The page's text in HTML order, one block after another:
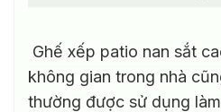
Ghế xếp patio nan sắt
không gian trong nhà
thường được sử dụng